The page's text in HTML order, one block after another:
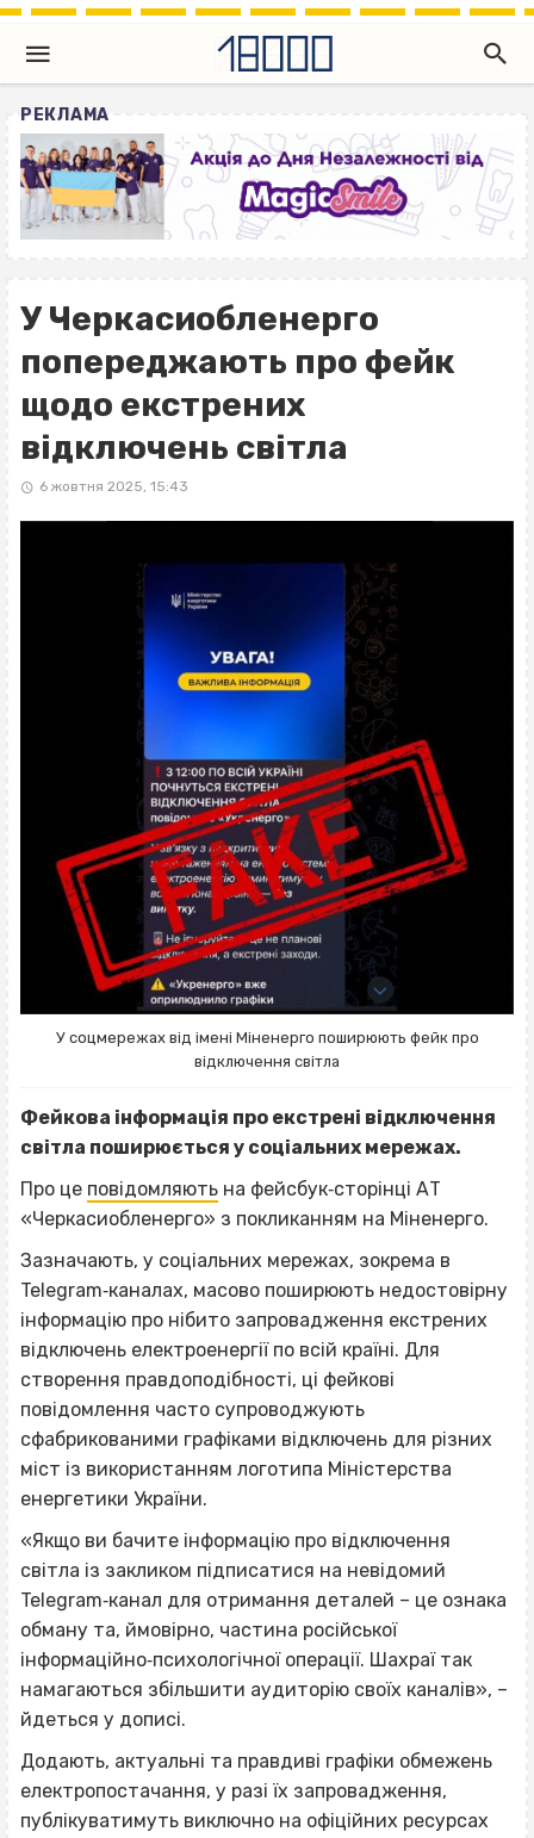
РЕКЛАМА
У Черкасиобленерго
попереджають про фейк
щодо екстрених
відключень світла
6 жовтня 2025, 15:43
У соцмережах від імені Міненерго поширюють фейк про
відключення світла
Фейкова інформація про екстрені відключення
світла поширюється у соціальних мережах.
Про це повідомляють на фейсбук‐сторінці АТ
«Черкасиобленерго» з покликанням на Міненерго.
Зазначають, у соціальних мережах, зокрема в
Telegram‐каналах, масово поширюють недостовірну
інформацію про нібито запровадження екстрених
відключень електроенергії по всій країні. Для
створення правдоподібності, ці фейкові
повідомлення часто супроводжують
сфабрикованими графіками відключень для різних
міст із використанням логотипа Міністерства
енергетики України.
«Якщо ви бачите інформацію про відключення
світла із закликом підписатися на невідомий
Telegram‐канал для отримання деталей – це ознака
обману та, ймовірно, частина російської
інформаційно‐психологічної операції. Шахраї так
намагаються збільшити аудиторію своїх каналів», –
йдеться у дописі.
Додають, актуальні та правдиві графіки обмежень
електропостачання, у разі їх запровадження,
публікуватимуть виключно на офіційних ресурсах